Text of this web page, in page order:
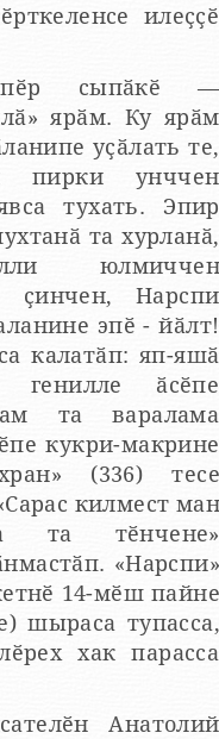
илеҫҫӗ
сыпӑкӗ —
ярӑм. Ку ярӑм
уҫӑлать те,
пирки унччен
тухать. Эпир
та хурланӑ,
юлмиччен
ҫинчен, Нарспи
эпӗ - йӑлт!
калатӑп: яп-яшӑ
генилле ӑсӗпе
та варалама
кукри-макрине
(336) тесе
килмест ман
та тӗнчене»
«Нарспи»
14-мӗш пайне
шыраса тупасса,
хак парасса
Анатолий